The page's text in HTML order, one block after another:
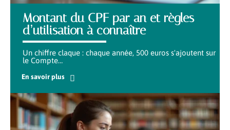
Montant du CPF par an et règles
d’utilisation à connaître
Un chiffre claque : chaque année, 500 euros s'ajoutent sur
le Compte…
En savoir plus